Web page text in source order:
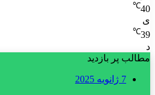
40
℃
ی
39
℃
د
مطالب پر بازدید
7 ژانویه 2025